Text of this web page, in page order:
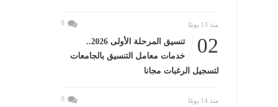
منذ 13 يومًا 0
02
تنسيق المرحلة الأولى 2026..
خدمات معامل التنسيق بالجامعات
لتسجيل الرغبات مجانا
منذ 14 يومًا 0